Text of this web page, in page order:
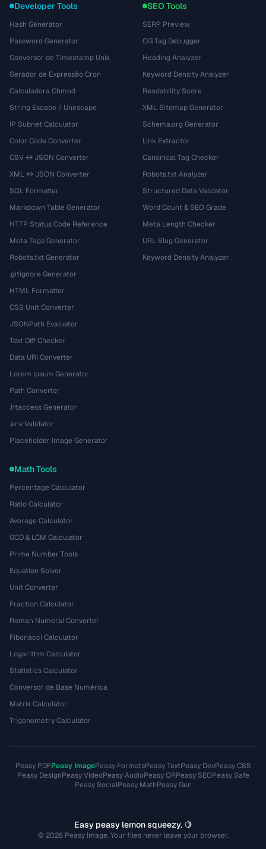
Developer Tools
Hash Generator
Password Generator
Conversor de Timestamp Unix
Gerador de Expressão Cron
Calculadora Chmod
String Escape / Unescape
IP Subnet Calculator
Color Code Converter
CSV ↔ JSON Converter
XML ↔ JSON Converter
SQL Formatter
Markdown Table Generator
HTTP Status Code Reference
Meta Tags Generator
Robots.txt Generator
.gitignore Generator
HTML Formatter
CSS Unit Converter
JSONPath Evaluator
Text Diff Checker
Data URI Converter
Lorem Ipsum Generator
Path Converter
.htaccess Generator
.env Validator
Placeholder Image Generator
SEO Tools
SERP Preview
OG Tag Debugger
Heading Analyzer
Keyword Density Analyzer
Readability Score
XML Sitemap Generator
Schema.org Generator
Link Extractor
Canonical Tag Checker
Robots.txt Analyzer
Structured Data Validator
Word Count & SEO Grade
Meta Length Checker
URL Slug Generator
Keyword Density Analyzer
Math Tools
Percentage Calculator
Ratio Calculator
Average Calculator
GCD & LCM Calculator
Prime Number Tools
Equation Solver
Unit Converter
Fraction Calculator
Roman Numeral Converter
Fibonacci Calculator
Logarithm Calculator
Statistics Calculator
Conversor de Base Numérica
Matrix Calculator
Trigonometry Calculator
Peasy PDFPeasy ImagePeasy FormatsPeasy TextPeasy DevPeasy CSS
Peasy DesignPeasy VideoPeasy AudioPeasy QRPeasy SEOPeasy Safe
Peasy SocialPeasy MathPeasy Gen
Easy peasy lemon squeezy. 🍋
© 2026 Peasy Image. Your files never leave your browser.